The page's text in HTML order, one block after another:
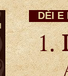
DÈI E